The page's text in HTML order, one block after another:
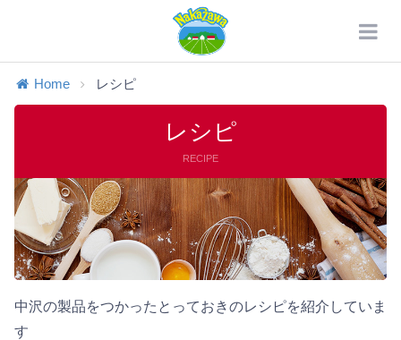
Home レシピ
レシピ
RECIPE
中沢の製品をつかったとっておきのレシピを紹介していま
す